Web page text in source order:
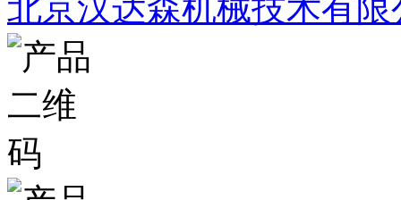
北京汉达森机械技术有